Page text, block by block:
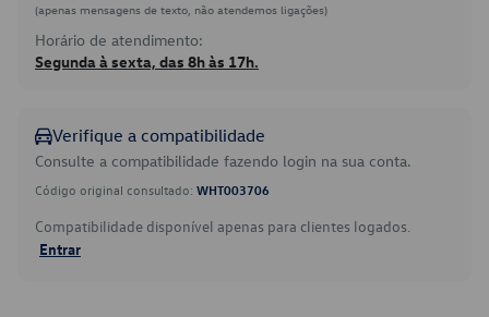
(apenas mensagens de texto, não atendemos ligações)
Horário de atendimento:
Segunda à sexta, das 8h às 17h.
Verifique a compatibilidade
Consulte a compatibilidade fazendo login na sua conta.
Código original consultado: WHT003706
Compatibilidade disponível apenas para clientes logados.
Entrar